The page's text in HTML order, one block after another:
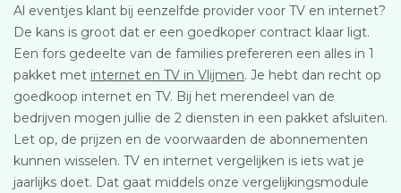
Al eventjes klant bij eenzelfde provider voor TV en internet?
De kans is groot dat er een goedkoper contract klaar ligt.
Een fors gedeelte van de families prefereren een alles in 1
pakket met internet en TV in Vlijmen. Je hebt dan recht op
goedkoop internet en TV. Bij het merendeel van de
bedrijven mogen jullie de 2 diensten in een pakket afsluiten.
Let op, de prijzen en de voorwaarden de abonnementen
kunnen wisselen. TV en internet vergelijken is iets wat je
jaarlijks doet. Dat gaat middels onze vergelijkingsmodule